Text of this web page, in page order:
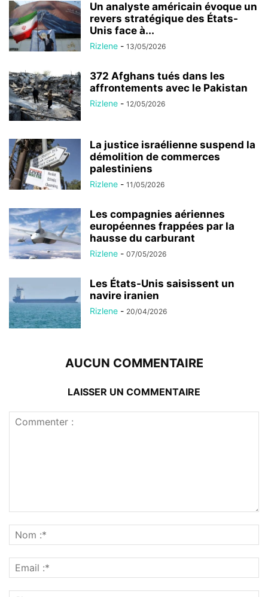
Un analyste américain évoque un
revers stratégique des États-
Unis face à...
Rizlene - 13/05/2026
372 Afghans tués dans les
affrontements avec le Pakistan
Rizlene - 12/05/2026
La justice israélienne suspend la
démolition de commerces
palestiniens
Rizlene - 11/05/2026
Les compagnies aériennes
européennes frappées par la
hausse du carburant
Rizlene - 07/05/2026
Les États-Unis saisissent un
navire iranien
Rizlene - 20/04/2026
AUCUN COMMENTAIRE
LAISSER UN COMMENTAIRE